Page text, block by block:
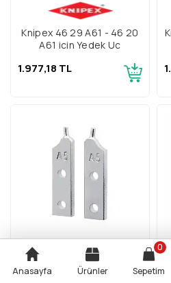
Knipex 46 29 A61 - 46 20
A61 için Yedek Uç
1.977,18 TL
Knipex 46 19 A5 A5 - 46 10
Anasayfa Ürünler Sepetim
0